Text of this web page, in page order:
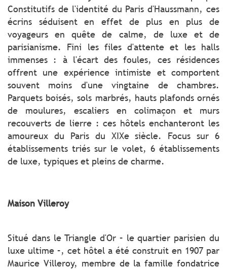
Constitutifs de l'identité du Paris d'Haussmann, ces
écrins séduisent en effet de plus en plus de
voyageurs en quête de calme, de luxe et de
parisianisme. Fini les files d'attente et les halls
immenses : à l'écart des foules, ces résidences
offrent une expérience intimiste et comportent
souvent moins d'une vingtaine de chambres.
Parquets boisés, sols marbrés, hauts plafonds ornés
de moulures, escaliers en colimaçon et murs
recouverts de lierre : ces hôtels enchanteront les
amoureux du Paris du XIXe siècle. Focus sur 6
établissements triés sur le volet, 6 établissements
de luxe, typiques et pleins de charme.
Maison Villeroy
Situé dans le Triangle d'Or – le quartier parisien du
luxe ultime –, cet hôtel a été construit en 1907 par
Maurice Villeroy, membre de la famille fondatrice